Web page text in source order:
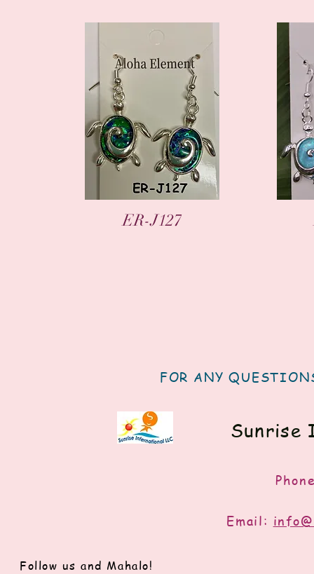
العرض السريع
ER-J127
FOR ANY
Sunrise
Email:
Follow us and Mahalo!